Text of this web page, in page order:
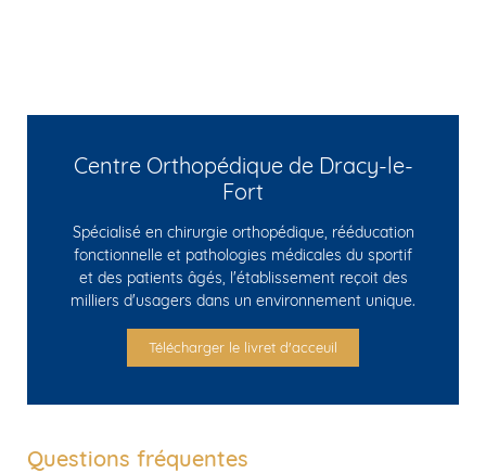
Centre Orthopédique de Dracy-le-
Fort
Spécialisé en chirurgie orthopédique, rééducation
fonctionnelle et pathologies médicales du sportif
et des patients âgés, l'établissement reçoit des
milliers d'usagers dans un environnement unique.
Télécharger le livret d'acceuil
Questions fréquentes